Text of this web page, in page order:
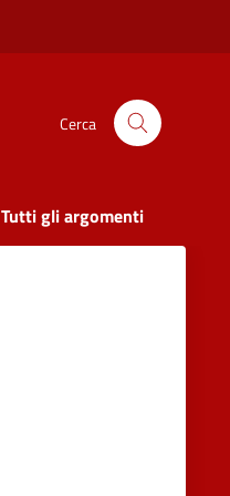
Cerca
Tutti gli argomenti